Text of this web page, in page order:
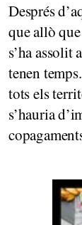
Després
que allò
s’ha
tenen
tots els
s’hauria